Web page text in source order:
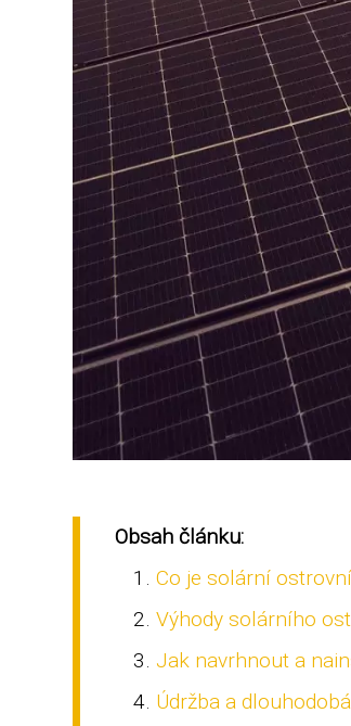
Obsah článku:
Co je solární
Výhody solárního
Jak navrhnout a
Údržba a